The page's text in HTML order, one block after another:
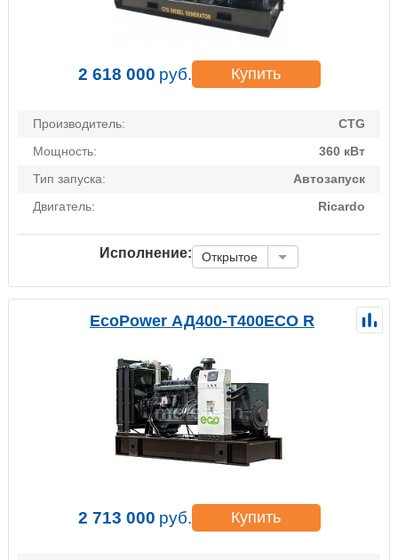
2 618 000 руб. Купить
Производитель:
CTG
Мощность:
360 кВт
Тип запуска:
Автозапуск
Двигатель:
Ricardo
Исполнение: Открытое
EcoPower АД400-T400ECO R
2 713 000 руб. Купить